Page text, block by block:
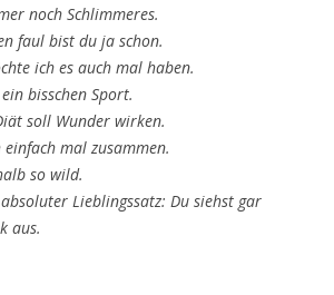
noch Schlimmeres.
faul bist du ja schon.
ich es auch mal haben.
bisschen Sport.
soll Wunder wirken.
einfach mal zusammen.
so wild.
Lieblingssatz: Du siehst gar
aus.